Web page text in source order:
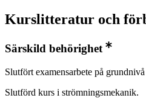
Kurslitteratur och
Särskild behörighet
Slutfört examensarbete på
Slutförd kurs i strömningsmekanik.